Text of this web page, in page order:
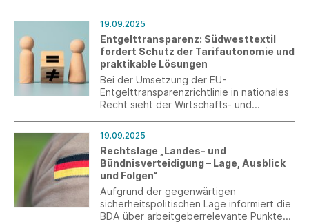
Fachkräfte von morgen zu gewinnen.
Erleben Sie die Jugendlichen persönlich
und verzahnen Sie die Berufswelt mit der
Schulwelt.
19.09.2025
Entgelttransparenz: Südwesttextil
fordert Schutz der Tarifautonomie und
praktikable Lösungen
Bei der Umsetzung der EU-
Entgelttransparenzrichtlinie in nationales
Recht sieht der Wirtschafts- und
Unternehmen und Privilegien für
Tarifbindungen zu erhalten.
19.09.2025
Rechtslage „Landes- und
Bündnisverteidigung – Lage, Ausblick
und Folgen“
Aufgrund der gegenwärtigen
sicherheitspolitischen Lage informiert die
BDA über arbeitgeberrelevante Punkte